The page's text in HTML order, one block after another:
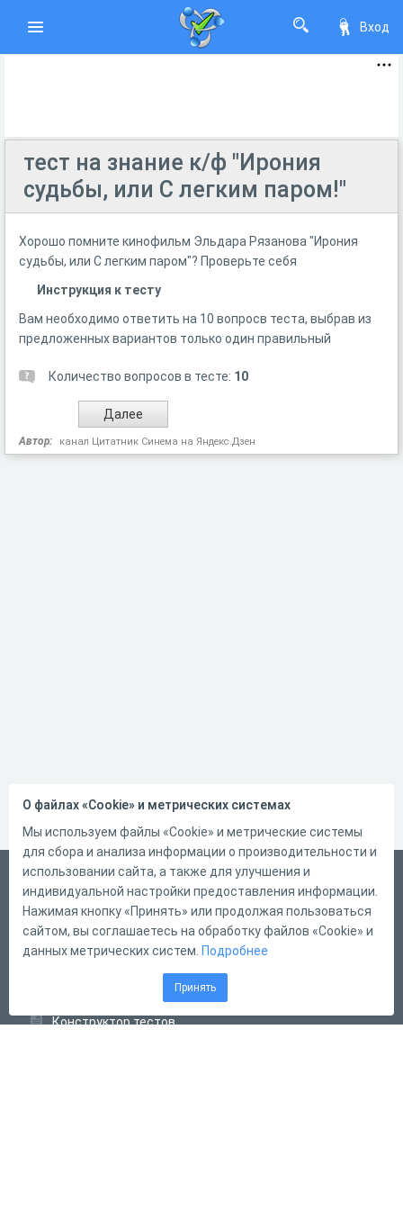
Вход
тест на знание к/ф "Ирония
судьбы, или С легким паром!"
Хорошо помните кинофильм Эльдара Рязанова "Ирония
судьбы, или С легким паром"? Проверьте себя
Инструкция к тесту
Вам необходимо ответить на 10 вопросв теста, выбрав из
предложенных вариантов только один правильный
Количество вопросов в тесте: 10
Автор: канал Цитатник Синема на Яндекс.Дзен
Русский
Справка
Форма обратной связи
Конструктор тестов
О файлах «Cookie» и метрических системах
Мы используем файлы «Cookie» и метрические системы
для сбора и анализа информации о производительности и
использовании сайта, а также для улучшения и
индивидуальной настройки предоставления информации.
Нажимая кнопку «Принять» или продолжая пользоваться
сайтом, вы соглашаетесь на обработку файлов «Cookie» и
данных метрических систем. Подробнее
Принять